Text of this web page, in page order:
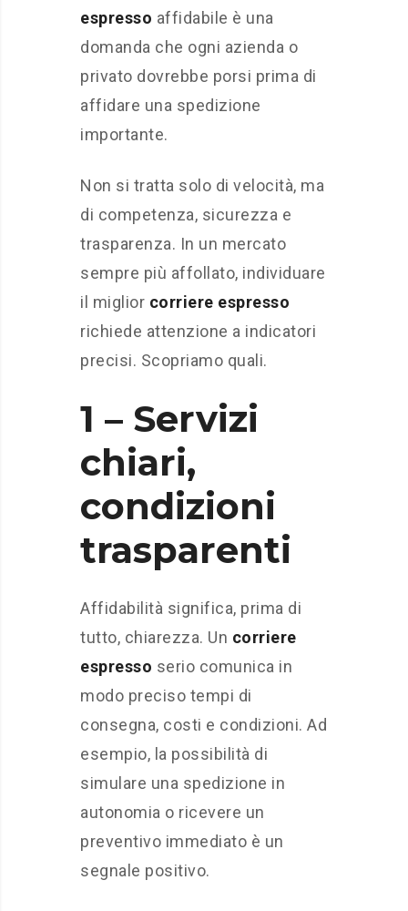
espresso affidabile è una
domanda che ogni azienda o
privato dovrebbe porsi prima di
affidare una spedizione
importante.
Non si tratta solo di velocità, ma
di competenza, sicurezza e
trasparenza. In un mercato
sempre più affollato, individuare
il miglior corriere espresso
richiede attenzione a indicatori
precisi. Scopriamo quali.
1 – Servizi
chiari,
condizioni
trasparenti
Affidabilità significa, prima di
tutto, chiarezza. Un corriere
espresso serio comunica in
modo preciso tempi di
consegna, costi e condizioni. Ad
esempio, la possibilità di
simulare una spedizione in
autonomia o ricevere un
preventivo immediato è un
segnale positivo.